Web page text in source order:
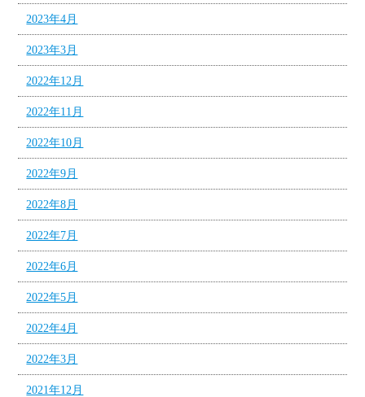
2023年4月
2023年3月
2022年12月
2022年11月
2022年10月
2022年9月
2022年8月
2022年7月
2022年6月
2022年5月
2022年4月
2022年3月
2021年12月